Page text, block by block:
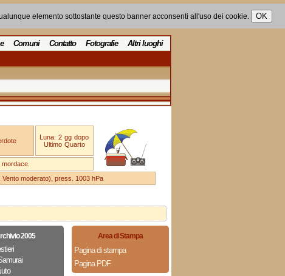
elemento sottostante questo banner acconsenti all'uso dei cookie.
Comuni Contatto Fotografie Altri luoghi
Luna: 2 gg dopo
Ultimo Quarto
moderato), press. 1003 hPa
2005 Area di Stampa
Pagina di stampa
Pagina PDF